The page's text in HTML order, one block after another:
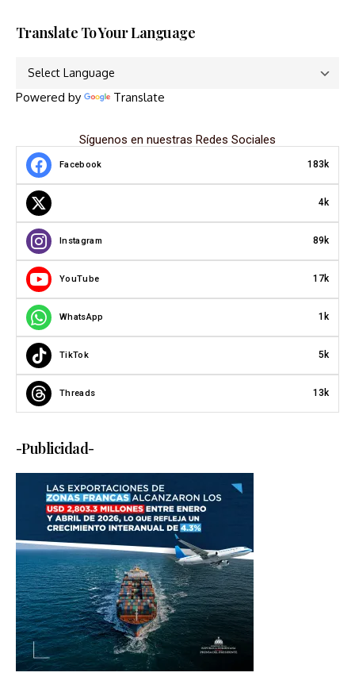
Translate To Your Language
Powered by Translate
Síguenos en nuestras Redes Sociales
Facebook 183k
4k
Instagram 89k
YouTube 17k
WhatsApp 1k
TikTok 5k
Threads 13k
-Publicidad-